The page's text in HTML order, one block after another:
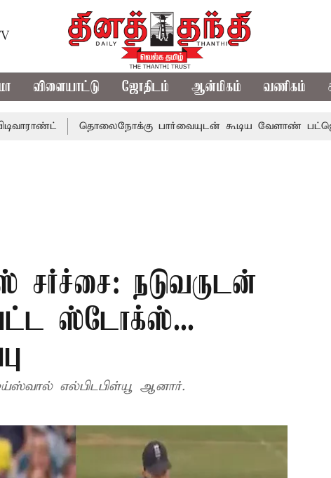
விளையாட்டு ஜோதிடம் ஆன்மிகம் வணிகம்
தொலைநோக்கு பார்வையுடன் கூடிய வேளாண் பட்ஜெட்:
நடுவருடன்
ஸ்டோக்ஸ்...
எல்பிடபிள்யூ ஆனார்.